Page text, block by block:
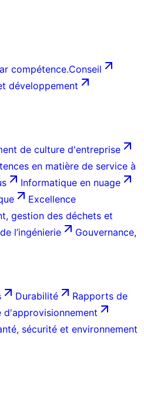
compétence.Conseil
développement
de culture d'entreprise
en matière de service à
Informatique en nuage
Excellence
gestion des déchets et
l’ingénierie
Gouvernance,
Durabilité
Rapports de
d'approvisionnement
sécurité et environnement